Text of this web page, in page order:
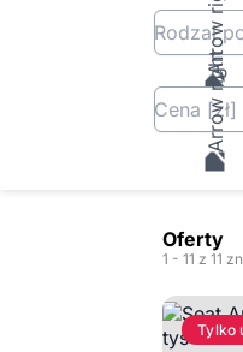
Rodzaj
Cena [zł]
Oferty
1 - 11 z 11
Tylko